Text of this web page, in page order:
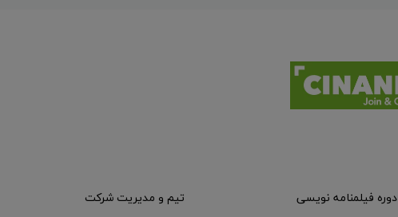
دوره فیلمنامه نویسی
تیم و مدیریت شرکت